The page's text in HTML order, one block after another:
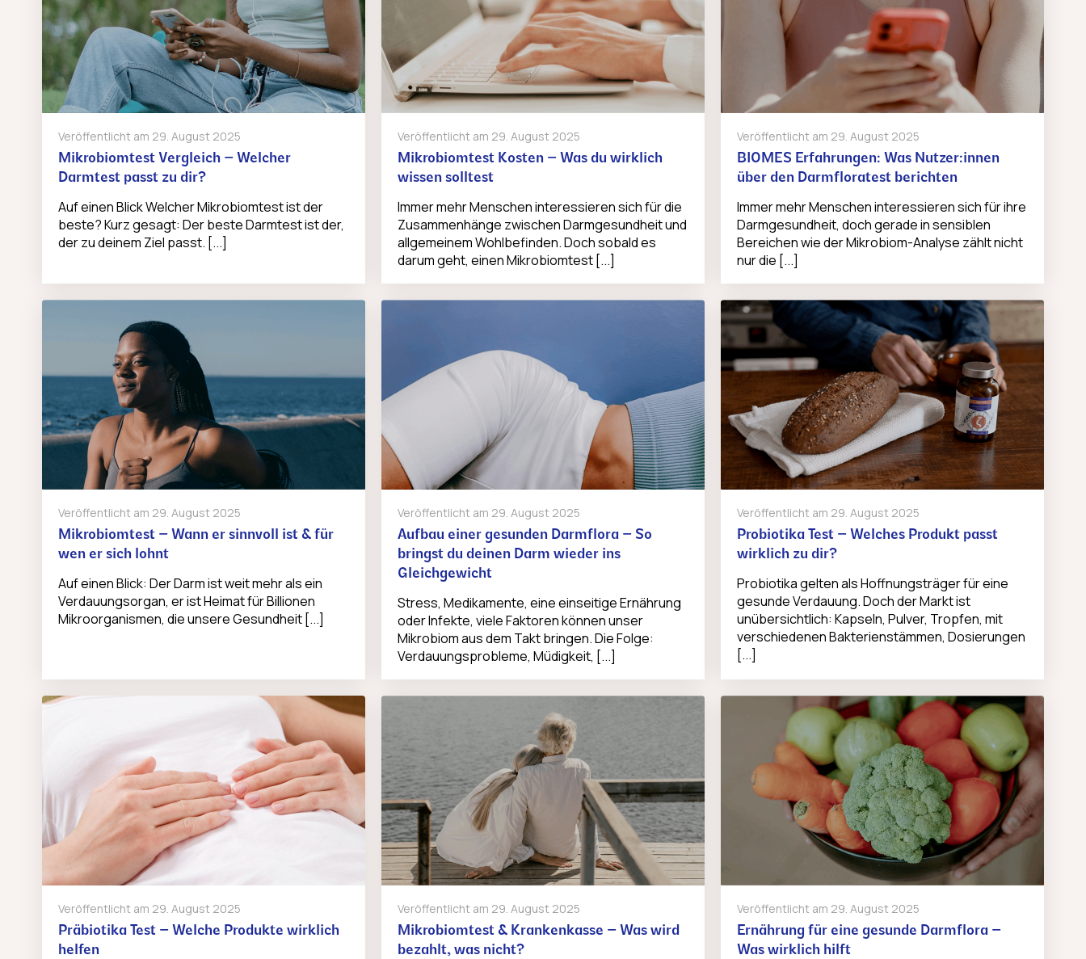
Veröffentlicht am 29. August 2025
Mikrobiomtest Vergleich – Welcher
Darmtest passt zu dir?
Auf einen Blick Welcher Mikrobiomtest ist der
beste? Kurz gesagt: Der beste Darmtest ist der,
der zu deinem Ziel passt. [...]
Veröffentlicht am 29. August 2025
Mikrobiomtest Kosten – Was du wirklich
wissen solltest
Immer mehr Menschen interessieren sich für die
Zusammenhänge zwischen Darmgesundheit und
allgemeinem Wohlbefinden. Doch sobald es
darum geht, einen Mikrobiomtest [...]
Veröffentlicht am 29. August 2025
BIOMES Erfahrungen: Was Nutzer:innen
über den Darmfloratest berichten
Immer mehr Menschen interessieren sich für ihre
Darmgesundheit, doch gerade in sensiblen
Bereichen wie der Mikrobiom-Analyse zählt nicht
nur die [...]
Veröffentlicht am 29. August 2025
Mikrobiomtest – Wann er sinnvoll ist & für
wen er sich lohnt
Auf einen Blick: Der Darm ist weit mehr als ein
Verdauungsorgan, er ist Heimat für Billionen
Mikroorganismen, die unsere Gesundheit [...]
Veröffentlicht am 29. August 2025
Aufbau einer gesunden Darmflora – So
bringst du deinen Darm wieder ins
Gleichgewicht
Stress, Medikamente, eine einseitige Ernährung
oder Infekte, viele Faktoren können unser
Mikrobiom aus dem Takt bringen. Die Folge:
Verdauungsprobleme, Müdigkeit, [...]
Veröffentlicht am 29. August 2025
Probiotika Test – Welches Produkt passt
wirklich zu dir?
Probiotika gelten als Hoffnungsträger für eine
gesunde Verdauung. Doch der Markt ist
unübersichtlich: Kapseln, Pulver, Tropfen, mit
verschiedenen Bakterienstämmen, Dosierungen
[...]
Veröffentlicht am 29. August 2025
Präbiotika Test – Welche Produkte wirklich
helfen
Veröffentlicht am 29. August 2025
Mikrobiomtest & Krankenkasse – Was wird
bezahlt, was nicht?
Veröffentlicht am 29. August 2025
Ernährung für eine gesunde Darmflora –
Was wirklich hilft